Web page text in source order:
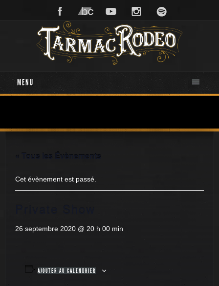
MENU
« Tous les Évènements
Cet évènement est passé.
26 septembre 2020 @ 20 h 00 min
AJOUTER AU CALENDRIER